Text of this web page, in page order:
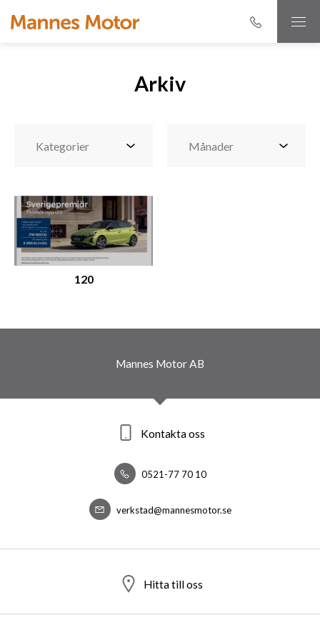
Arkiv
120
Mannes Motor AB
Kontakta oss
0521-77 70 10
verkstad@mannesmotor.se
Hitta till oss